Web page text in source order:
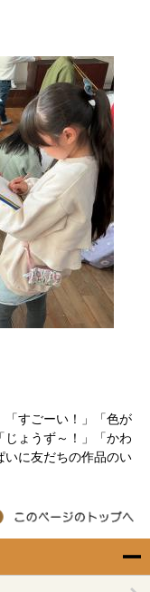
「すごーい！」「色が
じょうず～！」「かわ
いに友だちの作品のい